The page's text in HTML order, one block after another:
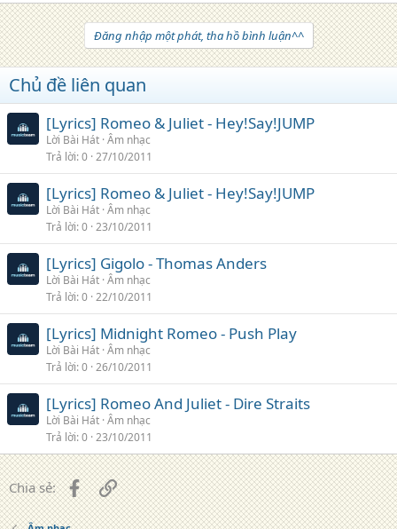
Đăng nhập một phát, tha hồ bình luận^^
Chủ đề liên quan
[Lyrics] Romeo & Juliet - Hey!Say!JUMP
Lời Bài Hát Âm nhạc
Trả lời 0 27/10/2011
[Lyrics] Romeo & Juliet - Hey!Say!JUMP
Lời Bài Hát Âm nhạc
Trả lời 0 23/10/2011
[Lyrics] Gigolo - Thomas Anders
Lời Bài Hát Âm nhạc
Trả lời 0 22/10/2011
[Lyrics] Midnight Romeo - Push Play
Lời Bài Hát Âm nhạc
Trả lời 0 26/10/2011
[Lyrics] Romeo And Juliet - Dire Straits
Lời Bài Hát Âm nhạc
Trả lời 0 23/10/2011
Chia sẻ: FacebookLiên kết